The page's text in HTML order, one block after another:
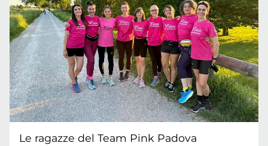
Le ragazze del Team Pink Padova